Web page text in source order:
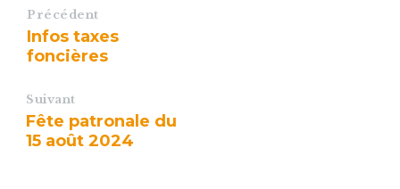
Précédent
Infos taxes
foncières
Suivant
Fête patronale du
15 août 2024